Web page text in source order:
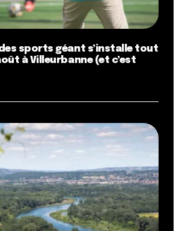
des sports géant s’installe tout
à Villeurbanne (et c’est